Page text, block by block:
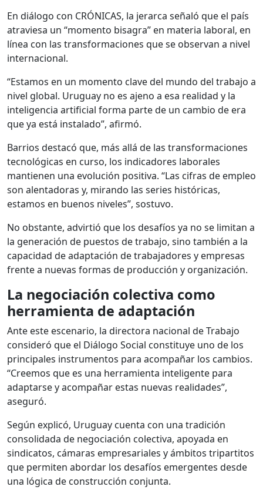
En diálogo con CRÓNICAS, la jerarca señaló que el país
atraviesa un “momento bisagra” en materia laboral, en
línea con las transformaciones que se observan a nivel
internacional.
“Estamos en un momento clave del mundo del trabajo a
nivel global. Uruguay no es ajeno a esa realidad y la
inteligencia artificial forma parte de un cambio de era
que ya está instalado”, afirmó.
Barrios destacó que, más allá de las transformaciones
tecnológicas en curso, los indicadores laborales
mantienen una evolución positiva. “Las cifras de empleo
son alentadoras y, mirando las series históricas,
estamos en buenos niveles”, sostuvo.
No obstante, advirtió que los desafíos ya no se limitan a
la generación de puestos de trabajo, sino también a la
capacidad de adaptación de trabajadores y empresas
frente a nuevas formas de producción y organización.
La negociación colectiva como
herramienta de adaptación
Ante este escenario, la directora nacional de Trabajo
consideró que el Diálogo Social constituye uno de los
principales instrumentos para acompañar los cambios.
“Creemos que es una herramienta inteligente para
adaptarse y acompañar estas nuevas realidades”,
aseguró.
Según explicó, Uruguay cuenta con una tradición
consolidada de negociación colectiva, apoyada en
sindicatos, cámaras empresariales y ámbitos tripartitos
que permiten abordar los desafíos emergentes desde
una lógica de construcción conjunta.